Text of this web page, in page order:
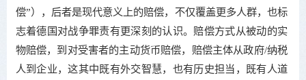
偿”），后者是现代意义上的赔偿，不仅覆盖更多人群，也标
志着德国对战争罪责有更深刻的认识。赔偿方式从被动的实
物赔偿，到对受害者的主动货币赔偿，赔偿主体从政府/纳税
人到企业，这其中既有外交智慧，也有历史担当，既有人道